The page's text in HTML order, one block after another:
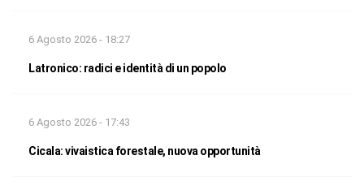
6 Agosto 2026 - 18:27
Latronico: radici e identità di un popolo
6 Agosto 2026 - 17:43
Cicala: vivaistica forestale, nuova opportunità